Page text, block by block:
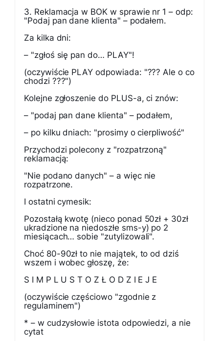
3. Reklamacja w BOK w sprawie nr 1 – odp:
"Podaj pan dane klienta" – podałem.
Za kilka dni:
– "zgłoś się pan do… PLAY"!
(oczywiście PLAY odpowiada: "??? Ale o co
chodzi ???")
Kolejne zgłoszenie do PLUS-a, ci znów:
– "podaj pan dane klienta" – podałem,
– po kilku dniach: "prosimy o cierpliwość"
Przychodzi polecony z "rozpatrzoną"
reklamacją:
"Nie podano danych" – a więc nie
rozpatrzone.
I ostatni cymesik:
Pozostałą kwotę (nieco ponad 50zł + 30zł
ukradzione na niedoszłe sms-y) po 2
miesiącach… sobie "zutylizowali".
Choć 80-90zł to nie majątek, to od dziś
wszem i wobec głoszę, że:
S I M P L U S T O Z Ł O D Z I E J E
(oczywiście częściowo "zgodnie z
regulaminem")
* – w cudzysłowie istota odpowiedzi, a nie
cytat